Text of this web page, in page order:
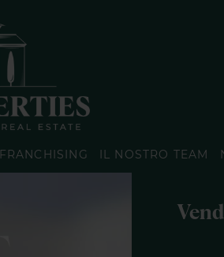
FRANCHISING IL NOSTRO TEAM